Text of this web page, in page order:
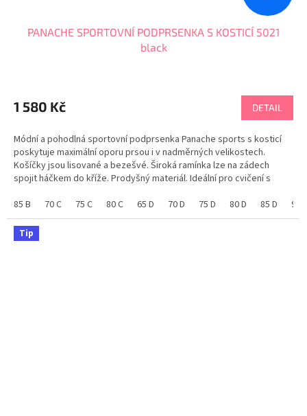
PANACHE SPORTOVNÍ PODPRSENKA S KOSTICÍ 5021
black
produktu
je
z
5
hvězdiček.
1 580 Kč DETAIL
Módní a pohodlná sportovní podprsenka Panache sports s kosticí
poskytuje maximální oporu prsou i v nadměrných velikostech.
Košíčky jsou lisované a bezešvé. Široká ramínka lze na zádech
spojit háčkem do kříže. Prodyšný materiál. Ideální pro cvičení s
85 B
70 C 75 C 80 C 65 D 70 D 75 D 80 D 85 D 90
Tip